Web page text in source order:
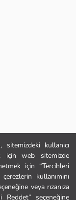
kullanıcı
için web sitemizde
için “Tercihleri
kullanımını
veya rızanıza
seçeneğine
kapamalıdır.